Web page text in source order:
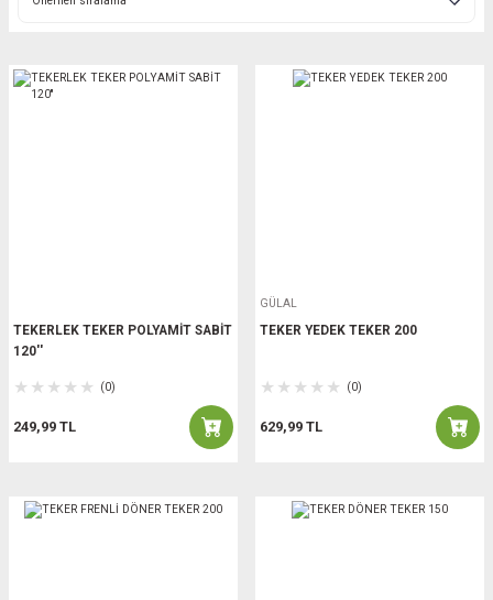
TEKERLEK TEKER POLYAMİT SABİT
120''
(0)
249,99 TL
GÜLAL
TEKER YEDEK TEKER 200
(0)
629,99 TL